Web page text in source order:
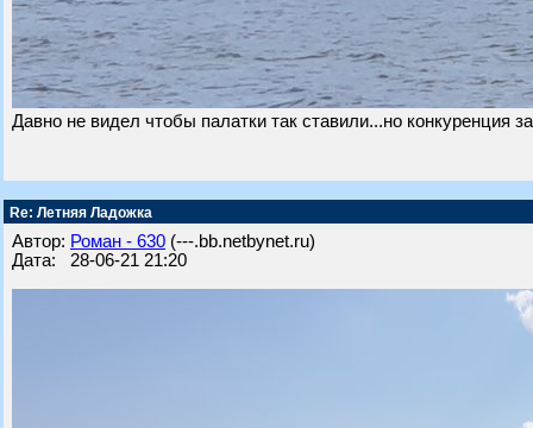
Давно не видел чтобы палатки так ставили...но конкуренция
Re: Летняя Ладожка
Автор: Роман - 630 (---.bb.netbynet.ru)
Дата: 28-06-21 21:20